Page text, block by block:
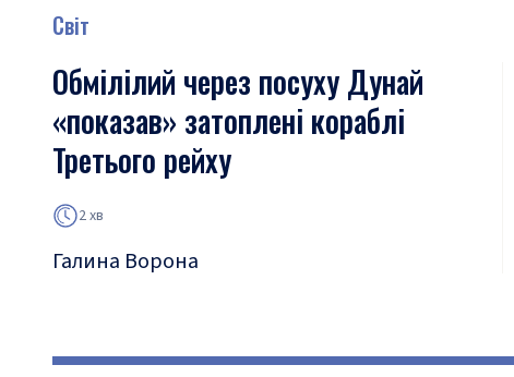
Світ
Обмілілий через посуху Дунай
«показав» затоплені кораблі
Третього рейху
2 хв
Галина Ворона